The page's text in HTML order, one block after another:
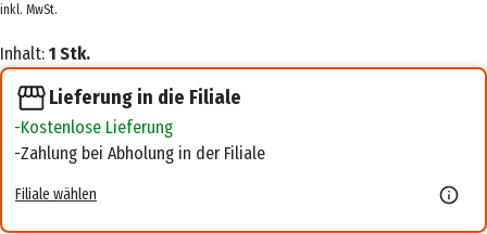
inkl. MwSt.
Inhalt: 1 Stk.
Lieferung in die Filiale
Kostenlose Lieferung
Zahlung bei Abholung in der Filiale
Filiale wählen